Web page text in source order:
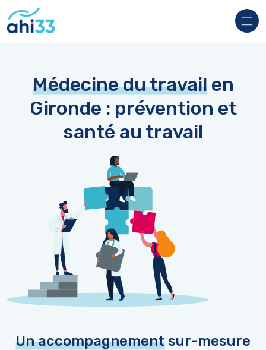
noter
Ce
système
d'accessibilité.Médecine du travailen
Gironde : prévention et
santé au travail
Un accompagnementsur-mesure